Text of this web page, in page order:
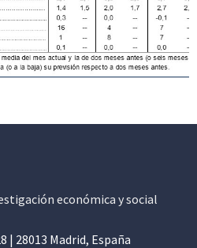
económica y social
| 28013 Madrid, España